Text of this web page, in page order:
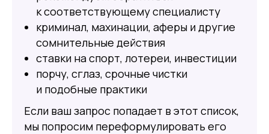
к соответствующему специалисту
криминал, махинации, аферы и другие
сомнительные действия
ставки на спорт, лотереи, инвестиции
порчу, сглаз, срочные чистки
и подобные практики
Если ваш запрос попадает в этот список,
мы попросим переформулировать его